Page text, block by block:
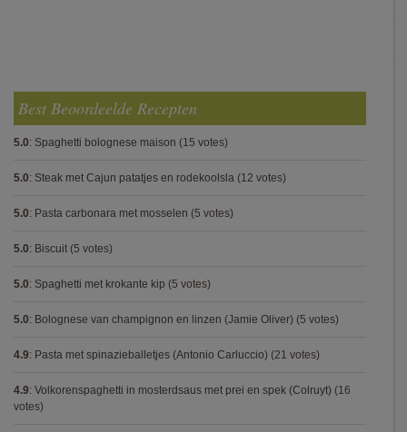
Best Beoordeelde Recepten
5.0: Spaghetti bolognese maison (15 votes)
5.0: Steak met Cajun patatjes en rodekoolsla (12 votes)
5.0: Pasta carbonara met mosselen (5 votes)
5.0: Biscuit (5 votes)
5.0: Spaghetti met krokante kip (5 votes)
5.0: Bolognese van champignon en linzen (Jamie Oliver) (5 votes)
4.9: Pasta met spinazieballetjes (Antonio Carluccio) (21 votes)
4.9: Volkorenspaghetti in mosterdsaus met prei en spek (Colruyt) (16
votes)